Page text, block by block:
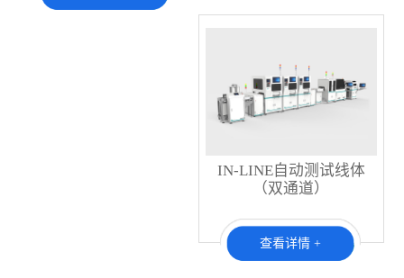
IN-LINE自动测试线体
（双通道）
查看详情 +